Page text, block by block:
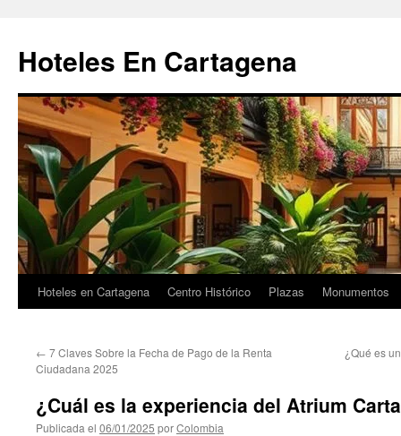
contenido
Hoteles En Cartagena
Hoteles en Cartagena Centro Histórico Plazas Monumentos
← 7 Claves Sobre la Fecha de Pago de la Renta
Ciudadana 2025
¿Qué es
¿Cuál es la experiencia del Atrium
Publicada el 06/01/2025 porColombia